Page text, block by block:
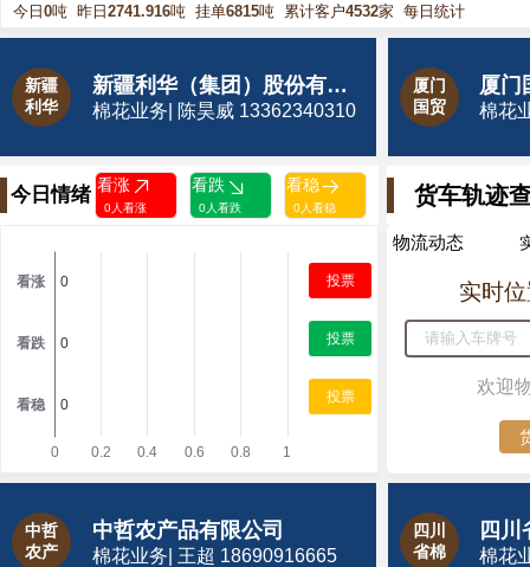
08/06 浙江三疆供应 43t 1610
今日 0吨 昨日 2741.916吨 挂单6815吨 累计客户4532家 每日统计
新疆
利华
新疆利华（集团）股份有限公司
棉花业务| 陈昊威 13362340310
厦门
国贸
厦门
棉花
今日情绪 看涨
0人看涨
看跌
0人看跌
看稳
0人看稳
投票
投票
投票
货车轨迹
物流动态
实时
欢迎
中哲
农产
中哲农产品有限公司
棉花业务| 王超 18690916665
四川
省棉
四
棉花